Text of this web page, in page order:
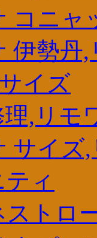
コニャ
伊勢丹
イズ
,リモ
サイズ
ィ
ストロ